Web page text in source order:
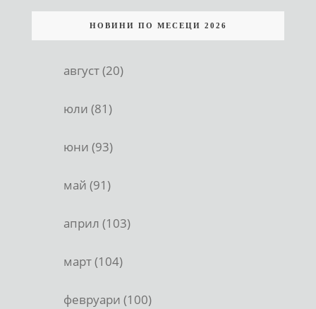
НОВИНИ ПО МЕСЕЦИ 2026
август (20)
юли (81)
юни (93)
май (91)
април (103)
март (104)
февруари (100)